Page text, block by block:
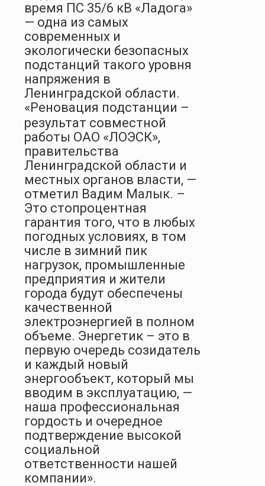
время ПС 35/6 кВ «Ладога»
— одна из самых
современных и
экологически безопасных
подстанций такого уровня
напряжения в
Ленинградской области.
«Реновация подстанции –
результат совместной
работы ОАО «ЛОЭСК»,
правительства
Ленинградской области и
местных органов власти, —
отметил Вадим Малык. –
Это стопроцентная
гарантия того, что в любых
погодных условиях, в том
числе в зимний пик
нагрузок, промышленные
предприятия и жители
города будут обеспечены
качественной
электроэнергией в полном
объеме. Энергетик – это в
первую очередь созидатель
и каждый новый
энергообъект, который мы
вводим в эксплуатацию, —
наша профессиональная
гордость и очередное
подтверждение высокой
социальной
ответственности нашей
компании».